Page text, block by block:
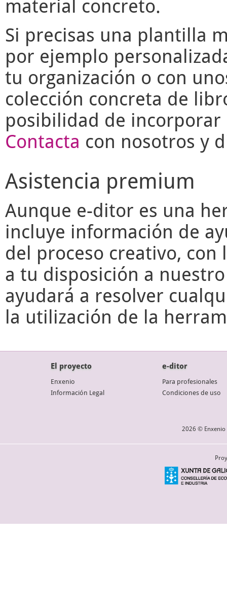
material concreto.
Si precisas una plantilla
por ejemplo
tu organización o con
colección concreta de
posibilidad de
Contacta con nosotros y
Asistencia premium
Aunque e-ditor es una
incluye información de
del proceso creativo,
a tu disposición a
ayudará a resolver
la utilización de la
El proyecto
Enxenio
Información Legal
e-ditor
Para profesionales
Condiciones de uso
2026 © Enxenio